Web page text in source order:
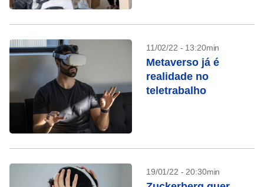
11/02/22 - 13:20min
Metaverso já é
realidade no
teletrabalho
19/01/22 - 20:30min